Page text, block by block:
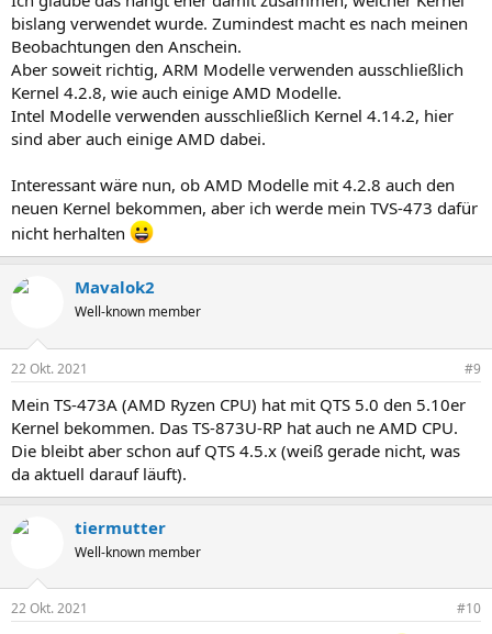
bislang verwendet wurde. Zumindest macht es nach meinen
Beobachtungen den Anschein.
Aber soweit richtig, ARM Modelle verwenden ausschließlich
Kernel 4.2.8, wie auch einige AMD Modelle.
Intel Modelle verwenden ausschließlich Kernel 4.14.2, hier
sind aber auch einige AMD dabei.
Interessant wäre nun, ob AMD Modelle mit 4.2.8 auch den
neuen Kernel bekommen, aber ich werde mein TVS-473 dafür
nicht herhalten
Mavalok2
Well-known member
22 Okt. 2021 #9
Mein TS-473A (AMD Ryzen CPU) hat mit QTS 5.0 den 5.10er
Kernel bekommen. Das TS-873U-RP hat auch ne AMD CPU.
Die bleibt aber schon auf QTS 4.5.x (weiß gerade nicht, was
da aktuell darauf läuft).
tiermutter
Well-known member
22 Okt. 2021 #10